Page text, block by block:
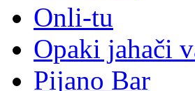
Onli-tu
Opaki jahači
Pijano Bar